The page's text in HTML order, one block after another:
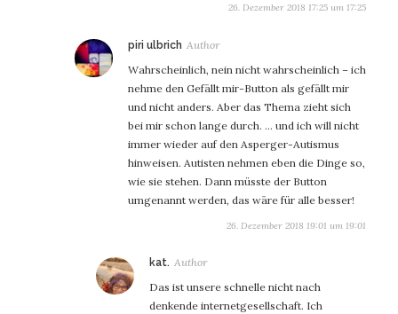
26. Dezember 2018 17:25 um 17:25
piri ulbrich sagt:
Wahrscheinlich, nein nicht wahrscheinlich – ich
nehme den Gefällt mir-Button als gefällt mir
und nicht anders. Aber das Thema zieht sich
bei mir schon lange durch. … und ich will nicht
immer wieder auf den Asperger-Autismus
hinweisen. Autisten nehmen eben die Dinge so,
wie sie stehen. Dann müsste der Button
umgenannt werden, das wäre für alle besser!
26. Dezember 2018 19:01 um 19:01
kat. sagt:
Das ist unsere schnelle nicht nach
denkende internetgesellschaft. Ich